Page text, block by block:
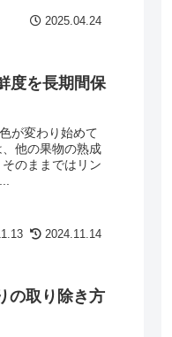
2025.04.24
度を長期間保
が変わり始めて
他の果物の熟成
のままではリン
2024.11.14
の取り除き方